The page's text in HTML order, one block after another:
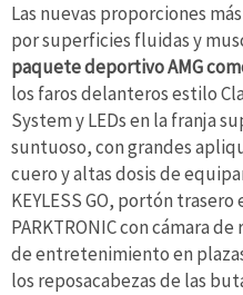
Las nuevas proporciones
por superficies fluidas y
paquete deportivo AMG
los faros delanteros estilo
System y LEDs en la franja
suntuoso, con grandes
cuero y altas dosis de
KEYLESS GO, portón
PARKTRONIC con cámara
de entretenimiento en
los reposacabezas de las